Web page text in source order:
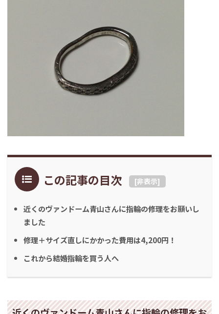
この記事の目次 [非表示]
近くのヴァンドーム青山さんに指輪の修理をお願いし
ました
修理＋サイズ直しにかかった費用は4,200円！
これから結婚指輪を買う人へ